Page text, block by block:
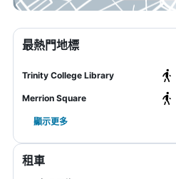
最熱門地標
Trinity College Library
Merrion Square
顯示更多
租車